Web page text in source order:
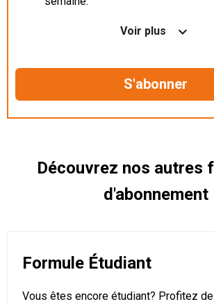
Nos articles en illimité sur
Le magazine TelQuel en
Des informations confidentielles
Voir plus
Découvrez nos autres
d'abonnement
Formule Étudiant
Vous êtes encore étudiant? Profitez